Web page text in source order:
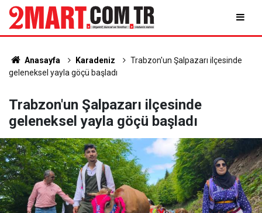
Anasayfa Karadeniz
Trabzon'un Şalpazarı ilçesinde
geleneksel yayla göçü başladı
Trabzon'un Şalpazarı ilçesinde
geleneksel yayla göçü başladı